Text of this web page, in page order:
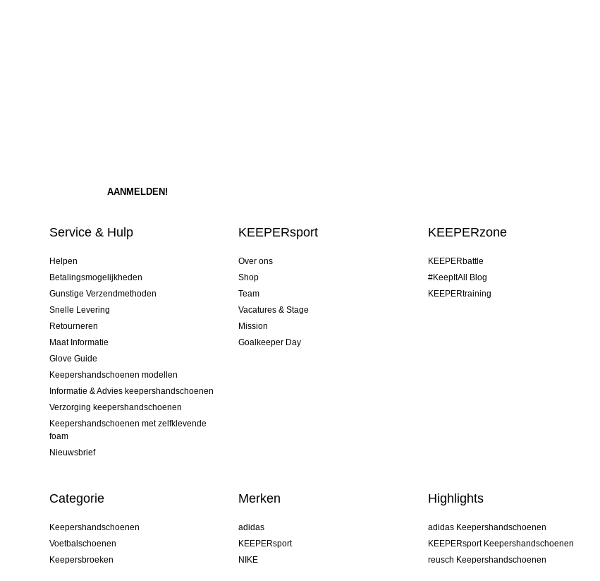
Service & Hulp
Helpen
Betalingsmogelijkheden
Gunstige Verzendmethoden
Snelle Levering
Retourneren
Maat Informatie
Glove Guide
Keepershandschoenen modellen
Informatie & Advies keepershandschoenen
Verzorging keepershandschoenen
Keepershandschoenen met zelfklevende
foam
Nieuwsbrief
KEEPERsport
Over ons
Shop
Team
Vacatures & Stage
Mission
Goalkeeper Day
KEEPERzone
KEEPERbattle
#KeepItAll Blog
KEEPERtraining
Categorie
Keepershandschoenen
Voetbalschoenen
Keepersbroeken
Merken
adidas
KEEPERsport
NIKE
Highlights
adidas Keepershandschoenen
KEEPERsport Keepershandschoenen
reusch Keepershandschoenen